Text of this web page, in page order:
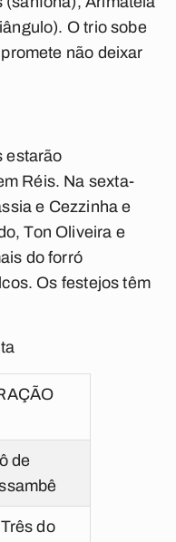
O trio sobe
não deixar
estarão
Réis. Na sexta-
e Cezzinha e
Ton Oliveira e
do forró
Os festejos têm
de
do